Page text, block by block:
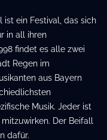
ist ein Festival, das sich
in all ihren
findet es alle zwei
Regen im
aus Bayern
Musik. Jeder ist
Der Beifall
dafür.